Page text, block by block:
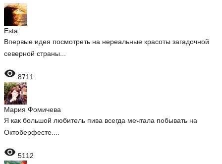
Esta
Впервые идея посмотреть на нереальные красоты загадочной
северной страны...
 8711
Мария Фомичева
Я как большой любитель пива всегда мечтала побывать на
Октоберфесте....
 5112